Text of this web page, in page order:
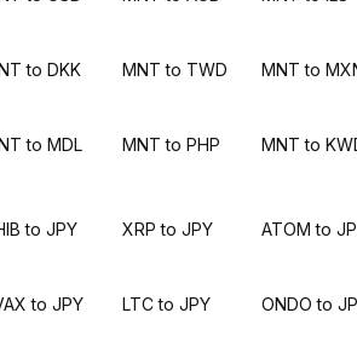
to DKK MNT to TWD MNT to
to MDL MNT to PHP MNT to
to JPY XRP to JPY ATOM to
to JPY LTC to JPY ONDO to